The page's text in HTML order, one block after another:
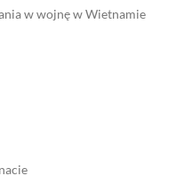
w wojnę w Wietnamie